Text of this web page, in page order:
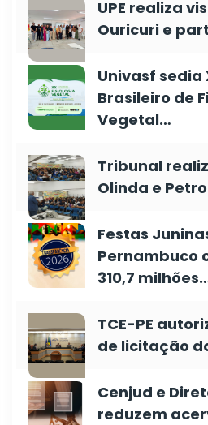
UPE realiza
Ouricuri e
Univasf sedia
Brasileiro de
Vegetal…
Tribunal
Olinda e
Festas
Pernambuco
310,7
TCE-PE
de licitação
Cenjud e
reduzem